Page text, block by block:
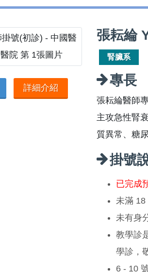
詳細介紹
張耘綸
腎臟系
專長
張耘綸醫師
主攻急性腎
質異常、糖
掛號
已完成
未滿 18
未有身
教學診
學診，
6 - 10